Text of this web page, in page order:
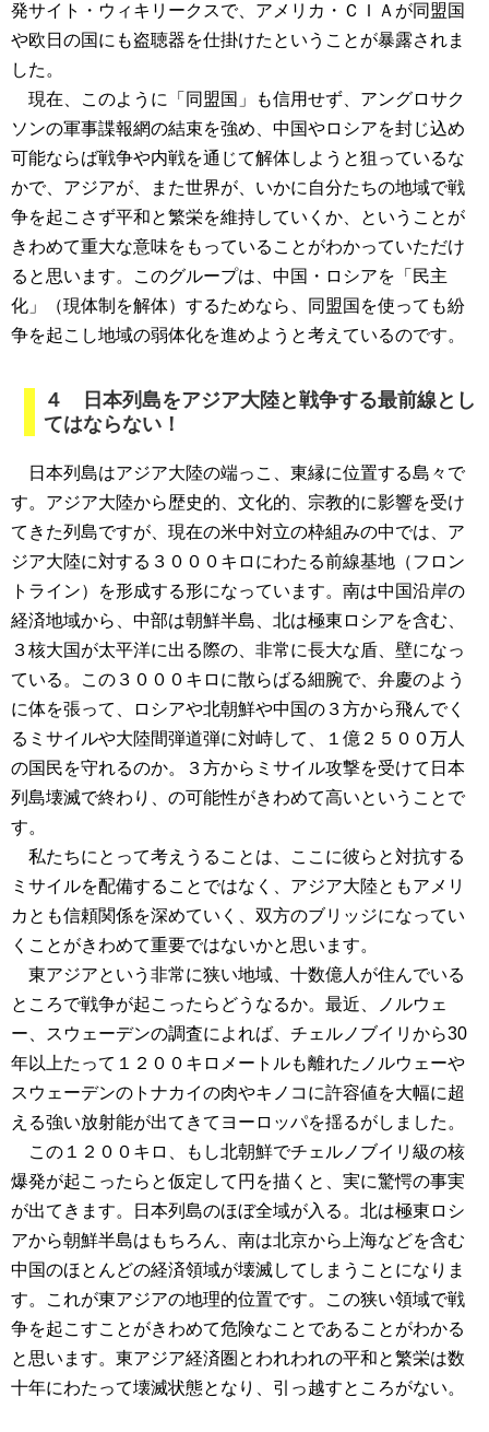
発サイト・ウィキリークスで、アメリカ・ＣＩＡが同盟国
や欧日の国にも盗聴器を仕掛けたということが暴露されま
した。
現在、このように「同盟国」も信用せず、アングロサク
ソンの軍事諜報網の結束を強め、中国やロシアを封じ込め
可能ならば戦争や内戦を通じて解体しようと狙っているな
かで、アジアが、また世界が、いかに自分たちの地域で戦
争を起こさず平和と繁栄を維持していくか、ということが
きわめて重大な意味をもっていることがわかっていただけ
ると思います。このグループは、中国・ロシアを「民主
化」（現体制を解体）するためなら、同盟国を使っても紛
争を起こし地域の弱体化を進めようと考えているのです。
４ 日本列島をアジア大陸と戦争する最前線とし
てはならない！
日本列島はアジア大陸の端っこ、東縁に位置する島々で
す。アジア大陸から歴史的、文化的、宗教的に影響を受け
てきた列島ですが、現在の米中対立の枠組みの中では、ア
ジア大陸に対する３０００キロにわたる前線基地（フロン
トライン）を形成する形になっています。南は中国沿岸の
経済地域から、中部は朝鮮半島、北は極東ロシアを含む、
３核大国が太平洋に出る際の、非常に長大な盾、壁になっ
ている。この３０００キロに散らばる細腕で、弁慶のよう
に体を張って、ロシアや北朝鮮や中国の３方から飛んでく
るミサイルや大陸間弾道弾に対峙して、１億２５００万人
の国民を守れるのか。３方からミサイル攻撃を受けて日本
列島壊滅で終わり、の可能性がきわめて高いということで
す。
私たちにとって考えうることは、ここに彼らと対抗する
ミサイルを配備することではなく、アジア大陸ともアメリ
カとも信頼関係を深めていく、双方のブリッジになってい
くことがきわめて重要ではないかと思います。
東アジアという非常に狭い地域、十数億人が住んでいる
ところで戦争が起こったらどうなるか。最近、ノルウェ
ー、スウェーデンの調査によれば、チェルノブイリから30
年以上たって１２００キロメートルも離れたノルウェーや
スウェーデンのトナカイの肉やキノコに許容値を大幅に超
える強い放射能が出てきてヨーロッパを揺るがしました。
この１２００キロ、もし北朝鮮でチェルノブイリ級の核
爆発が起こったらと仮定して円を描くと、実に驚愕の事実
が出てきます。日本列島のほぼ全域が入る。北は極東ロシ
アから朝鮮半島はもちろん、南は北京から上海などを含む
中国のほとんどの経済領域が壊滅してしまうことになりま
す。これが東アジアの地理的位置です。この狭い領域で戦
争を起こすことがきわめて危険なことであることがわかる
と思います。東アジア経済圏とわれわれの平和と繁栄は数
十年にわたって壊滅状態となり、引っ越すところがない。